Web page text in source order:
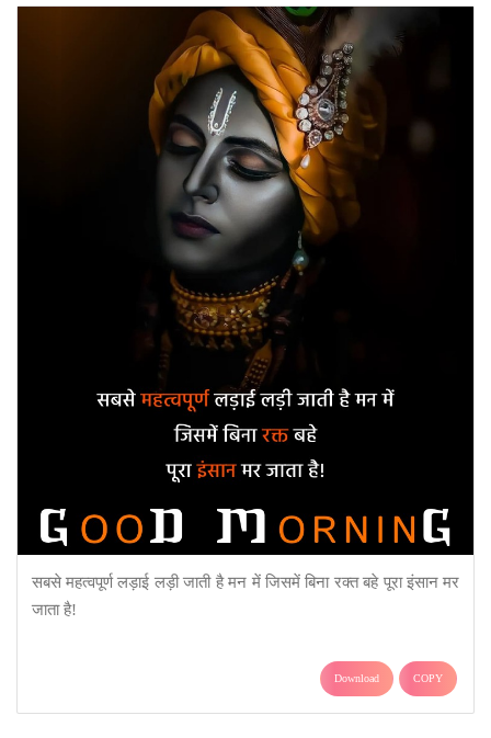
सबसे महत्वपूर्ण लड़ाई लड़ी जाती है मन में जिसमें बिना रक्त बहे पूरा इंसान मर
जाता है!
Download COPY